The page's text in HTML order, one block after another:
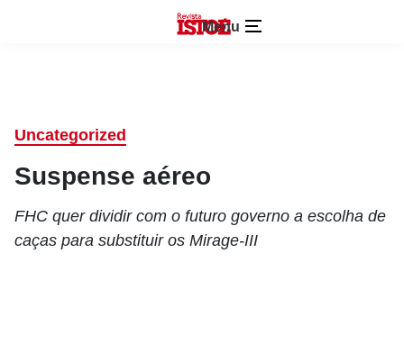
Menu
Uncategorized
Suspense aéreo
FHC quer dividir com o futuro governo a escolha de
caças para substituir os Mirage-III